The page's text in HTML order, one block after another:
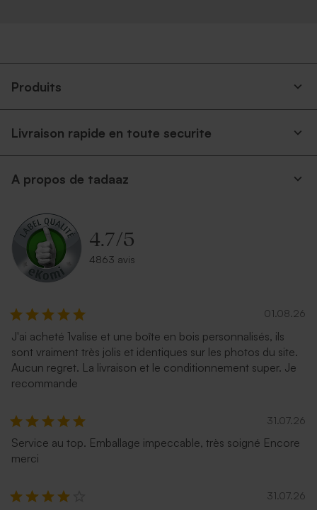
Produits
Livraison rapide en toute securite
A propos de tadaaz
4.7/5
4863 avis
01.08.26
J'ai acheté 1valise et une boîte en bois personnalisés, ils
sont vraiment très jolis et identiques sur les photos du site.
Aucun regret. La livraison et le conditionnement super. Je
recommande
31.07.26
Service au top. Emballage impeccable, très soigné Encore
merci
31.07.26